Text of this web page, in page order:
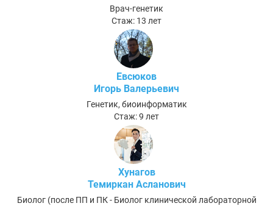
Врач-генетик
Стаж: 13 лет
Евсюков
Игорь Валерьевич
Генетик, биоинформатик
Стаж: 9 лет
Хунагов
Темиркан Асланович
Биолог (после ПП и ПК - Биолог клинической лабораторной